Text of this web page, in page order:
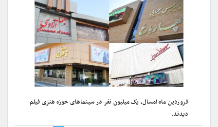
فروردین ماه امسال، یک میلیون نفر در سینماهای حوزه هنری فیلم
دیدند.